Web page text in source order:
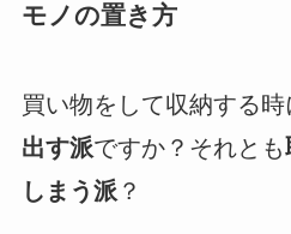
モノの置き方
買い物をして収納する
出す派ですか？それとも
しまう派？